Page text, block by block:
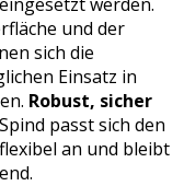
und der
sich die
Einsatz in
Robust, sicher
passt sich den
an und bleibt